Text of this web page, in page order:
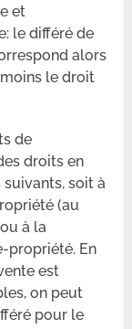
et
le différé de
alors
le droit
de
droits en
soit à
(au
à la
propriété. En
est
on peut
pour le